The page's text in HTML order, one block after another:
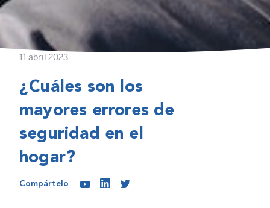
11 abril 2023
¿Cuáles son los
mayores errores de
seguridad en el
hogar?
Compártelo